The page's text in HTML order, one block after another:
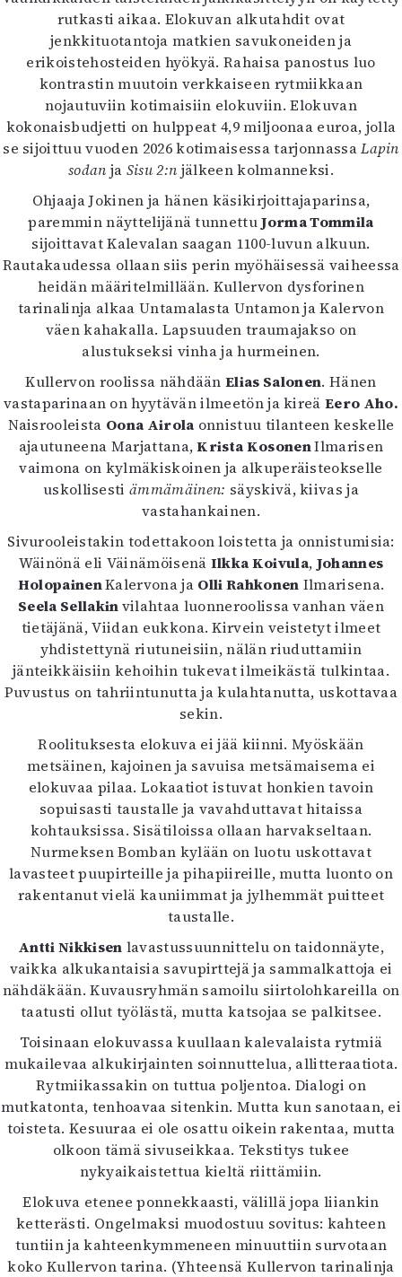
Info
Tilaus ja irtonumerot
Yhteistyössä
Toimitus
Mediatiedot
Kaltio ry
rutkasti aikaa. Elokuvan alkutahdit ovat
jenkkituotantoja matkien savukoneiden ja
erikoistehosteiden hyökyä. Rahaisa panostus luo
kontrastin muutoin verkkaiseen rytmiikkaan
nojautuviin kotimaisiin elokuviin. Elokuvan
kokonaisbudjetti on hulppeat 4,9 miljoonaa euroa, jolla
se sijoittuu vuoden 2026 kotimaisessa tarjonnassaLapin
sodan ja Sisu 2:n jälkeen kolmanneksi.
Ohjaaja Jokinen ja hänen käsikirjoittajaparinsa,
paremmin näyttelijänä tunnettuJorma Tommila
sijoittavat Kalevalan saagan 1100-luvun alkuun.
Rautakaudessa ollaan siis perin myöhäisessä vaiheessa
heidän määritelmillään. Kullervon dysforinen
tarinalinja alkaa Untamalasta Untamon ja Kalervon
väen kahakalla. Lapsuuden traumajakso on
alustukseksi vinha ja hurmeinen.
Kullervon roolissa nähdäänElias Salonen. Hänen
vastaparinaan on hyytävän ilmeetön ja kireäEero Aho.
Naisrooleista Oona Airola onnistuu tilanteen keskelle
ajautuneena Marjattana,Krista KosonenIlmarisen
vaimona on kylmäkiskoinen ja alkuperäisteokselle
uskollisestiämmämäinen: säyskivä, kiivas ja
vastahankainen.
Sivurooleistakin todettakoon loistetta ja onnistumisia:
Wäinönä eli Väinämöisenä Ilkka Koivula, Johannes
HolopainenKalervona ja Olli Rahkonen Ilmarisena.
Seela Sellakinvilahtaa luonneroolissa vanhan väen
tietäjänä, Viidan eukkona. Kirvein veistetyt ilmeet
yhdistettynä riutuneisiin, nälän riuduttamiin
jänteikkäisiin kehoihin tukevat ilmeikästä tulkintaa.
Puvustus on tahriintunutta ja kulahtanutta, uskottavaa
sekin.
Roolituksesta elokuva ei jää kiinni. Myöskään
metsäinen, kajoinen ja savuisa metsämaisema ei
elokuvaa pilaa. Lokaatiot istuvat honkien tavoin
sopuisasti taustalle ja vavahduttavat hitaissa
kohtauksissa. Sisätiloissa ollaan harvakseltaan.
Nurmeksen Bomban kylään on luotu uskottavat
lavasteet puupirteille ja pihapiireille, mutta luonto on
rakentanut vielä kauniimmat ja jylhemmät puitteet
taustalle.
Antti Nikkisen lavastussuunnittelu on taidonnäyte,
vaikka alkukantaisia savupirttejä ja sammalkattoja ei
nähdäkään. Kuvausryhmän samoilu siirtolohkareilla on
taatusti ollut työlästä, mutta katsojaa se palkitsee.
Toisinaan elokuvassa kuullaan kalevalaista rytmiä
mukailevaa alkukirjainten soinnuttelua, allitteraatiota.
Rytmiikassakin on tuttua poljentoa. Dialogi on
mutkatonta, tenhoavaa sitenkin. Mutta kun sanotaan, ei
toisteta. Kesuuraa ei ole osattu oikein rakentaa, mutta
olkoon tämä sivuseikkaa. Tekstitys tukee
nykyaikaistettua kieltä riittämiin.
Elokuva etenee ponnekkaasti, välillä jopa liiankin
ketterästi. Ongelmaksi muodostuu sovitus: kahteen
tuntiin ja kahteenkymmeneen minuuttiin survotaan
koko Kullervon tarina. (Yhteensä Kullervon tarinalinja